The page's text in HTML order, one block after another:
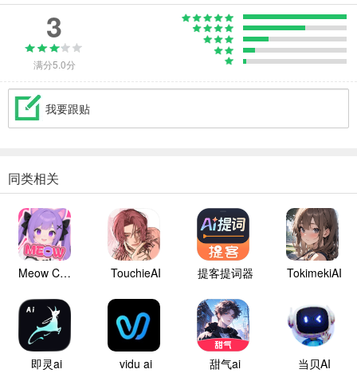
3
满分5.0分
我要跟贴
同类相关
Meow ChatAI TouchieAI 提客提词器 TokimekiAI
即灵ai vidu ai 甜气ai 当贝AI